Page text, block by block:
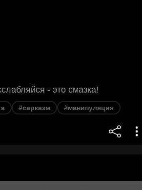
- это смазка!
#сарказм #манипуляция